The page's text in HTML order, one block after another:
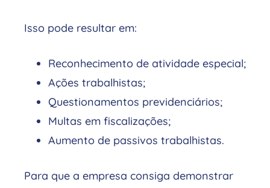
Isso pode resultar em:
Reconhecimento de atividade especial;
Ações trabalhistas;
Questionamentos previdenciários;
Multas em fiscalizações;
Aumento de passivos trabalhistas.
Para que a empresa consiga demonstrar